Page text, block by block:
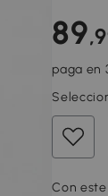
89
paga en
Con